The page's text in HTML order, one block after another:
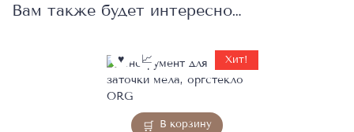
Вам также будет интересно…
В корзину
Хит!